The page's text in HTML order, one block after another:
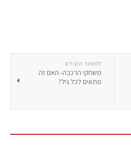
למאמר הקודם
משחקי הרכבה- האם זה
מתאים לכל גיל?